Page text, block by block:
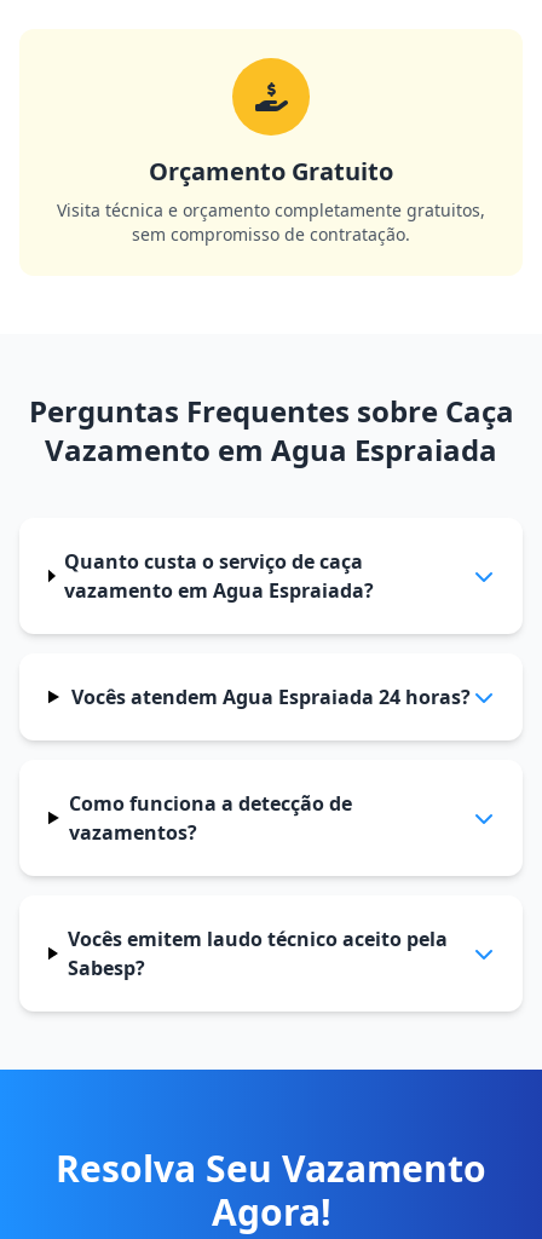
Orçamento Gratuito
Visita técnica e orçamento completamente gratuitos,
sem compromisso de contratação.
Perguntas Frequentes sobre Caça
Vazamento em Agua Espraiada
Quanto custa o serviço de caça
vazamento em Agua Espraiada?
Vocês atendem Agua Espraiada 24 horas?
Como funciona a detecção de
vazamentos?
Vocês emitem laudo técnico aceito pela
Sabesp?
Resolva Seu Vazamento
Agora!